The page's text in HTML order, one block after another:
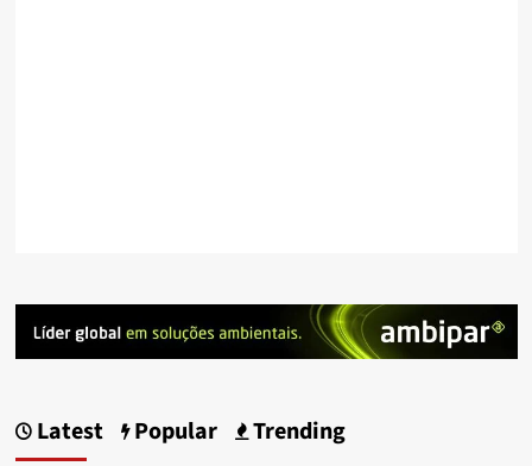
Latest Popular Trending